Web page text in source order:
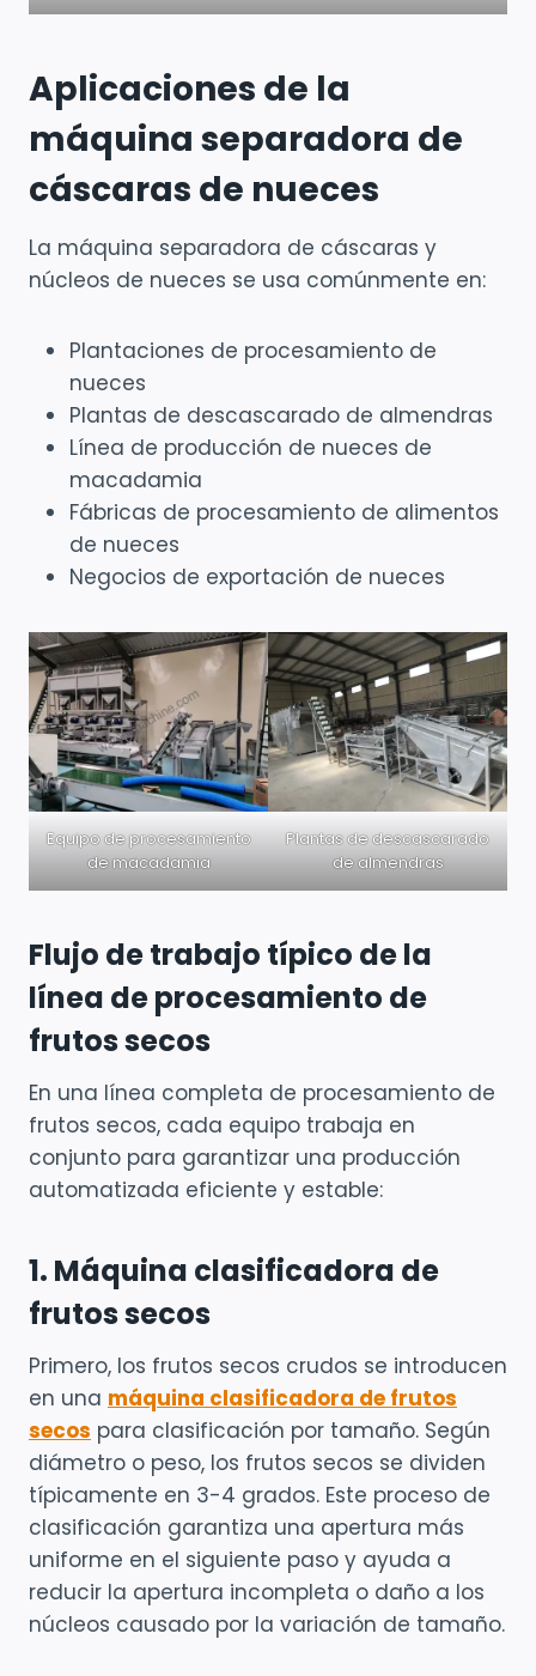
Aplicaciones de la
máquina separadora de
cáscaras de nueces
La máquina separadora de cáscaras y
núcleos de nueces se usa comúnmente en:
Plantaciones de procesamiento de
nueces
Plantas de descascarado de almendras
Línea de producción de nueces de
macadamia
Fábricas de procesamiento de alimentos
de nueces
Negocios de exportación de nueces
Equipo de procesamiento
de macadamia
Plantas de descascarado
de almendras
Flujo de trabajo típico de la
línea de procesamiento de
frutos secos
En una línea completa de procesamiento de
frutos secos, cada equipo trabaja en
conjunto para garantizar una producción
automatizada eficiente y estable:
1. Máquina clasificadora de
frutos secos
Primero, los frutos secos crudos se introducen
en una máquina clasificadora de frutos
secos para clasificación por tamaño. Según
diámetro o peso, los frutos secos se dividen
típicamente en 3-4 grados. Este proceso de
clasificación garantiza una apertura más
uniforme en el siguiente paso y ayuda a
reducir la apertura incompleta o daño a los
núcleos causado por la variación de tamaño.